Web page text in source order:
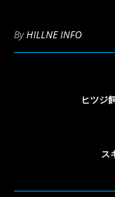
ウ
で
き
ByHILLNE INFO
ヒツジ
ス